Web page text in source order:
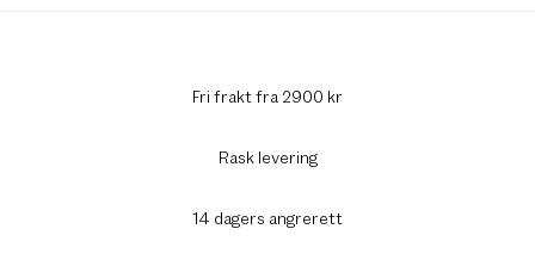
Fri frakt fra 2900 kr
Rask levering
14 dagers angrerett